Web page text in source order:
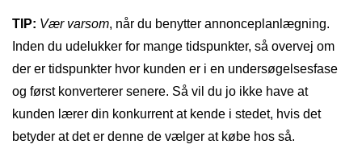
TIP: Vær varsom, når du benytter annonceplanlægning.
Inden du udelukker for mange tidspunkter, så overvej om
der er tidspunkter hvor kunden er i en undersøgelsesfase
og først konverterer senere. Så vil du jo ikke have at
kunden lærer din konkurrent at kende i stedet, hvis det
betyder at det er denne de vælger at købe hos så.